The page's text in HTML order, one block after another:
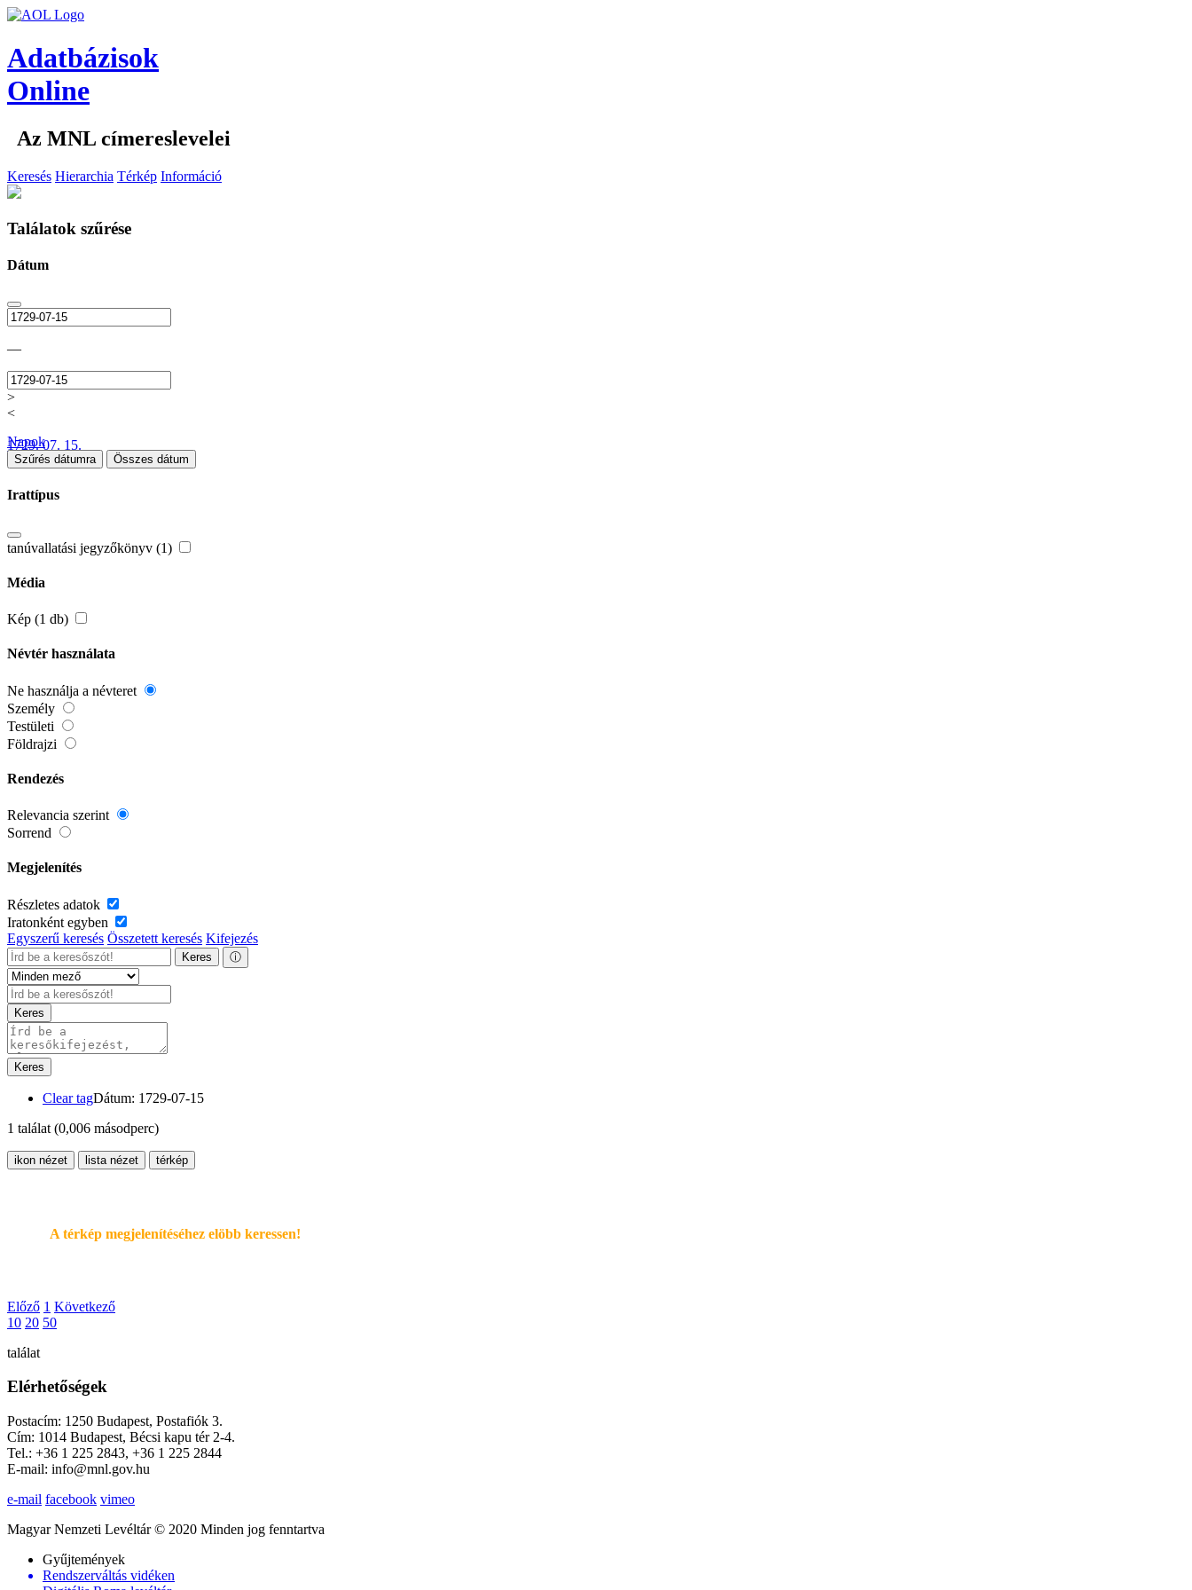
Adatbázisok
Online
Az MNL címereslevelei
Keresés Hierarchia Térkép Információ
Találatok szűrése
Dátum
—
>
<
1729. 07. 15.
Napok
Szűrés dátumra Összes dátum
Irattípus
tanúvallatási jegyzőkönyv (1)
Média
Kép (1 db)
Névtér használata
Ne használja a névteret
Személy
Testületi
Földrajzi
Rendezés
Relevancia szerint
Sorrend
Megjelenítés
Részletes adatok
Iratonként egyben
Egyszerű keresés Összetett keresés Kifejezés
Keres ⓘ
Keres
Keres
Clear tagDátum: 1729-07-15
1 találat (0,006 másodperc)
ikon nézet lista nézet térkép
A térkép megjelenítéséhez elöbb keressen!
Előző 1 Következő
10 20 50
találat
Elérhetőségek
Postacím: 1250 Budapest, Postafiók 3.
Cím: 1014 Budapest, Bécsi kapu tér 2-4.
Tel.: +36 1 225 2843, +36 1 225 2844
E-mail: info@mnl.gov.hu
e-mail facebook vimeo
Magyar Nemzeti Levéltár © 2020 Minden jog fenntartva
Gyűjtemények
Rendszerváltás vidéken